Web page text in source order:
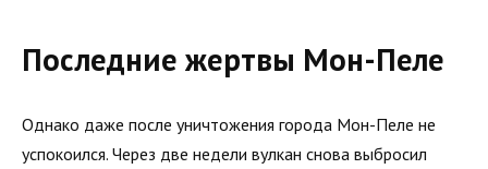
Последние жертвы Мон-Пеле
Однако даже после уничтожения города Мон-Пеле не
успокоился. Через две недели вулкан снова выбросил